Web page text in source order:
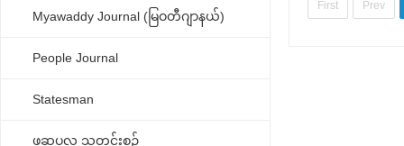
Myawaddy Journal (မြဝတီဂျာနယ်)
People Journal
Statesman
ဖဆပလ သတင်းစဉ်
First Prev